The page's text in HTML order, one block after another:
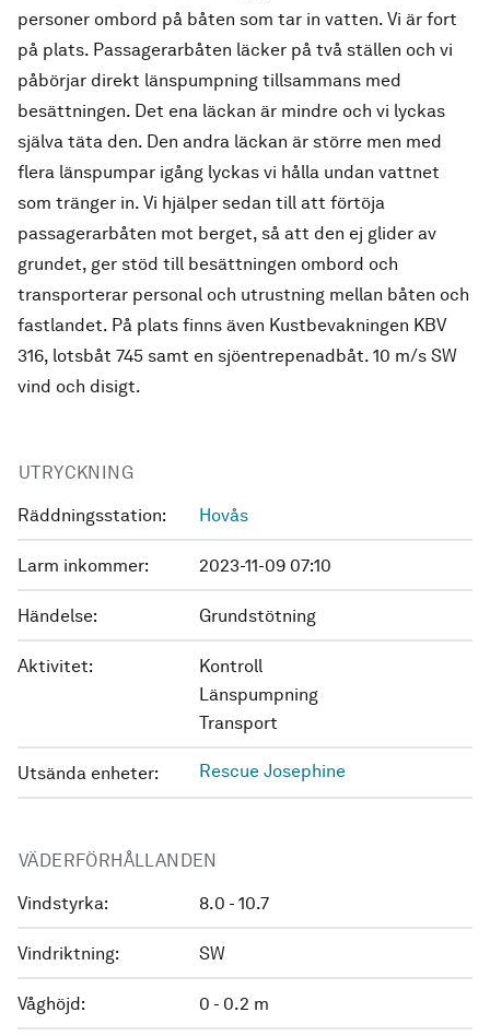
personer ombord på båten som tar in vatten. Vi är fort
på plats. Passagerarbåten läcker på två ställen och vi
påbörjar direkt länspumpning tillsammans med
besättningen. Det ena läckan är mindre och vi lyckas
själva täta den. Den andra läckan är större men med
flera länspumpar igång lyckas vi hålla undan vattnet
som tränger in. Vi hjälper sedan till att förtöja
passagerarbåten mot berget, så att den ej glider av
grundet, ger stöd till besättningen ombord och
transporterar personal och utrustning mellan båten och
fastlandet. På plats finns även Kustbevakningen KBV
316, lotsbåt 745 samt en sjöentrepenadbåt. 10 m/s SW
vind och disigt.
UTRYCKNING
Räddningsstation: Hovås
Larm inkommer: 2023-11-09 07:10
Händelse: Grundstötning
Aktivitet:
Kontroll
Länspumpning
Transport
Utsända enheter: Rescue Josephine
VÄDERFÖRHÅLLANDEN
Vindstyrka: 8.0 - 10.7
Vindriktning: SW
Våghöjd: 0 - 0.2 m